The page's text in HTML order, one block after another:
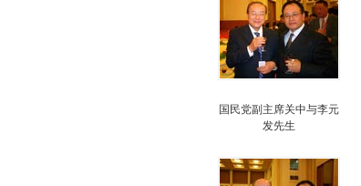
国民党副主席关中与李元
发先生